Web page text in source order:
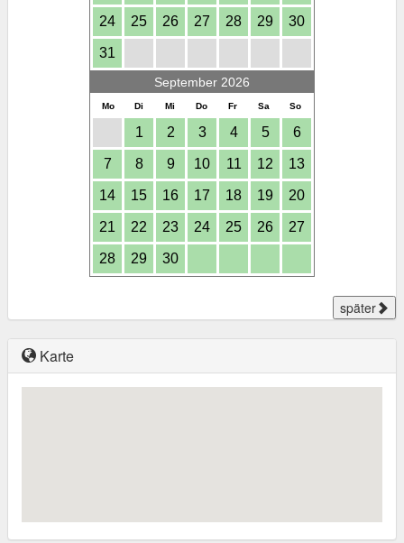
24 25 26 27 28 29 30
31
September 2026
Mo Di Mi Do Fr Sa So
1 2 3 4 5 6
7 8 9 10 11 12 13
14 15 16 17 18 19 20
21 22 23 24 25 26 27
28 29 30
später
Karte